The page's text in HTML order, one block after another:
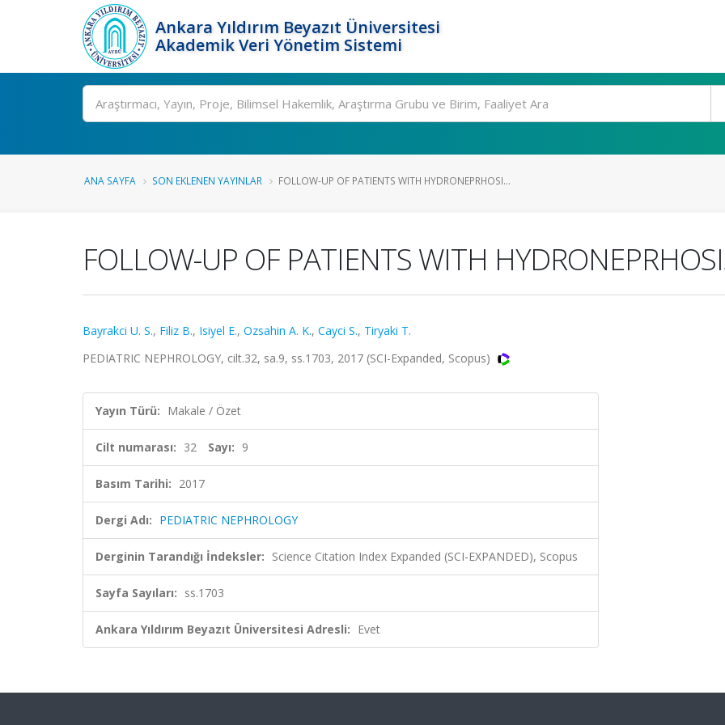
Ankara Yıldırım Beyazıt Üniversitesi
Akademik Veri Yönetim Sistemi
Ara
ANA SAYFA SON EKLENEN YAYINLAR FOLLOW-UP OF PATIENTS WITH HYDRONEPRHOSI...
FOLLOW-UP OF PATIENTS WITH
Bayrakci U. S., Filiz B., Isiyel E., Ozsahin A. K., Cayci S., Tiryaki T.
PEDIATRIC NEPHROLOGY, cilt.32, sa.9, ss.1703, 2017 (SCI-Expanded, Scopus)
Yayın Türü: Makale / Özet
Cilt numarası: 32 Sayı: 9
Basım Tarihi: 2017
Dergi Adı: PEDIATRIC NEPHROLOGY
Derginin Tarandığı İndeksler: Science Citation Index Expanded (SCI-EXPANDED), Scopus
Sayfa Sayıları: ss.1703
Ankara Yıldırım Beyazıt Üniversitesi Adresli: Evet